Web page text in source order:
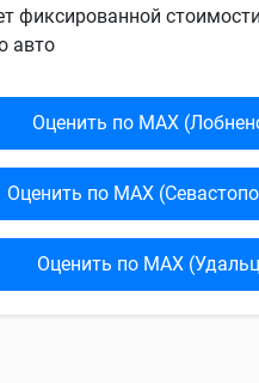
фиксированной
авто
Оценить по MAX
Оценить по MAX
Оценить по MAX